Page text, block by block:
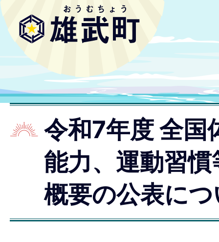
令和7年度 全国
能力、運動習
概要の公表に